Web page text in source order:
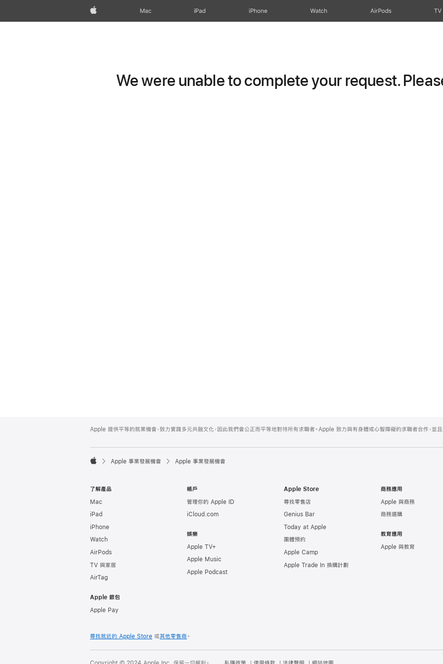
Apple Mac iPad iPhone Watch AirPods TV
We were unable to complete your request.
Footer
Apple 提供平等的就業機會，致力實踐多元共融文化，因此我們會公正而平等地對待所有求職者。Apple 致力與有身體或心智障礙的求職者合作，並且

Apple 事業發展機會 Apple 事業發展機會
了解產品
Mac
iPad
iPhone
Watch
AirPods
TV 與家居
AirTag
Apple 銀包
Apple Pay
帳戶
管理你的 Apple ID
iCloud.com
娛樂
Apple TV+
Apple Music
Apple Podcast
Apple Store
尋找零售店
Genius Bar
Today at Apple
團體預約
Apple Camp
Apple Trade In 換購計劃
商務應用
Apple 與商務
商務選購
教育應用
Apple 與教育
尋找就近的 Apple Store 或其他零售商 。